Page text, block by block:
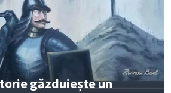
găzduiește un